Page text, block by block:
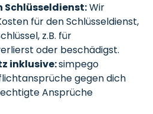
Wir
für den Schlüsseldienst,
z.B. für
oder beschädigst.
inklusive:simpego
gegen dich
Ansprüche